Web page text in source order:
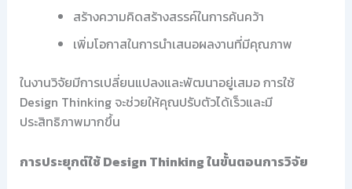
สร้างความคิดสร้างสรรค์ในการค้นคว้า
เพิ่มโอกาสในการนำเสนอผลงานที่มีคุณภาพ
ในงานวิจัยมีการเปลี่ยนแปลงและพัฒนาอยู่เสมอ การใช้
Design Thinking จะช่วยให้คุณปรับตัวได้เร็วและมี
ประสิทธิภาพมากขึ้น
การประยุกต์ใช้ Design Thinking ในขั้นตอนการวิจัย